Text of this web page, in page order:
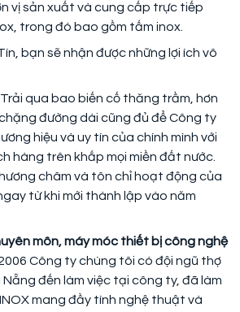
vị sản xuất và cung cấp trực tiếp
trong đó bao gồm tấm inox.
bạn sẽ nhận được những lợi ích vô
Trải qua bao biến cố thăng trầm, hơn
đường dài cũng đủ để Công ty
hiệu và uy tín của chính mình với
hàng trên khắp mọi miền đất nước.
châm và tôn chỉ hoạt động của
từ khi mới thành lập vào năm
môn, máy móc thiết bị công nghệ
Công ty chúng tôi có đội ngũ thợ
đến làm việc tại công ty, đã làm
mang đầy tính nghệ thuật và